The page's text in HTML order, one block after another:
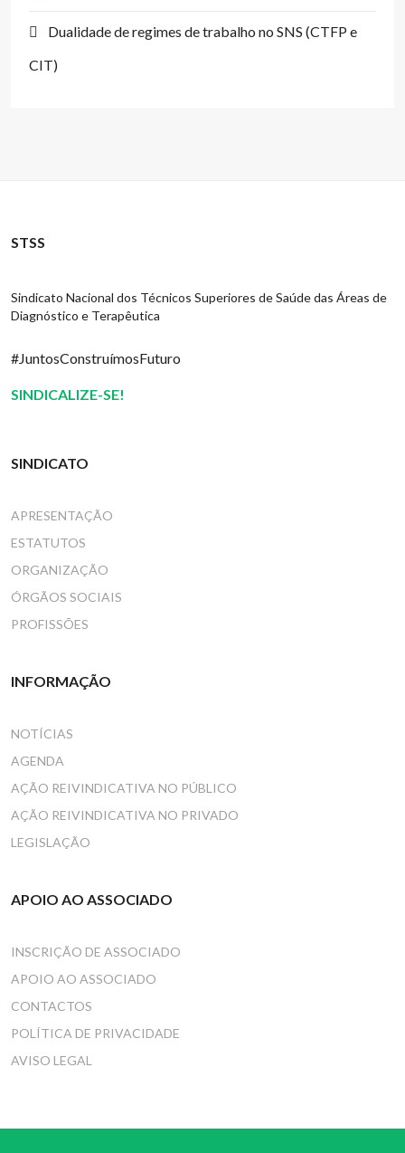
Dualidade de regimes de trabalho no SNS (CTFP e
CIT)
STSS
Sindicato Nacional dos Técnicos Superiores de Saúde das Áreas de
Diagnóstico e Terapêutica
#JuntosConstruímosFuturo
SINDICALIZE-SE!
SINDICATO
APRESENTAÇÃO
ESTATUTOS
ORGANIZAÇÃO
ÓRGÃOS SOCIAIS
PROFISSÕES
INFORMAÇÃO
NOTÍCIAS
AGENDA
AÇÃO REIVINDICATIVA NO PÚBLICO
AÇÃO REIVINDICATIVA NO PRIVADO
LEGISLAÇÃO
APOIO AO ASSOCIADO
INSCRIÇÃO DE ASSOCIADO
APOIO AO ASSOCIADO
CONTACTOS
POLÍTICA DE PRIVACIDADE
AVISO LEGAL